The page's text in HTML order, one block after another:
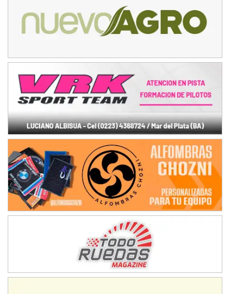
PROKART NEUQUINO - F6
Emilio Parisi (Tierra)
25 de Mayo (Buenos Aires)